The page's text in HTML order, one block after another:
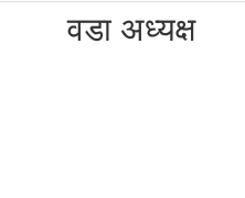
वडा अध्यक्ष